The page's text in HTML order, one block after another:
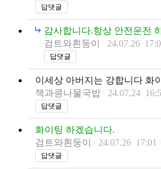
답댓글
감사합니다.항상 안전운전
검트와흰둥이
24.07.26
답댓글
이세상 아버지는 강합니다 화
잭과콩나물국밥
24.07.24
답댓글
화이팅 하겠습니다.
검트와흰둥이
24.07.26 17:01
답댓글